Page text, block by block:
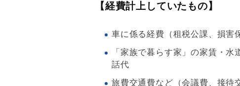
【経費計上していたもの】
車に係る経費（租税公課、損害
「家族で暮らす家」の家賃・
話代
旅費交通費など（会議費、接待